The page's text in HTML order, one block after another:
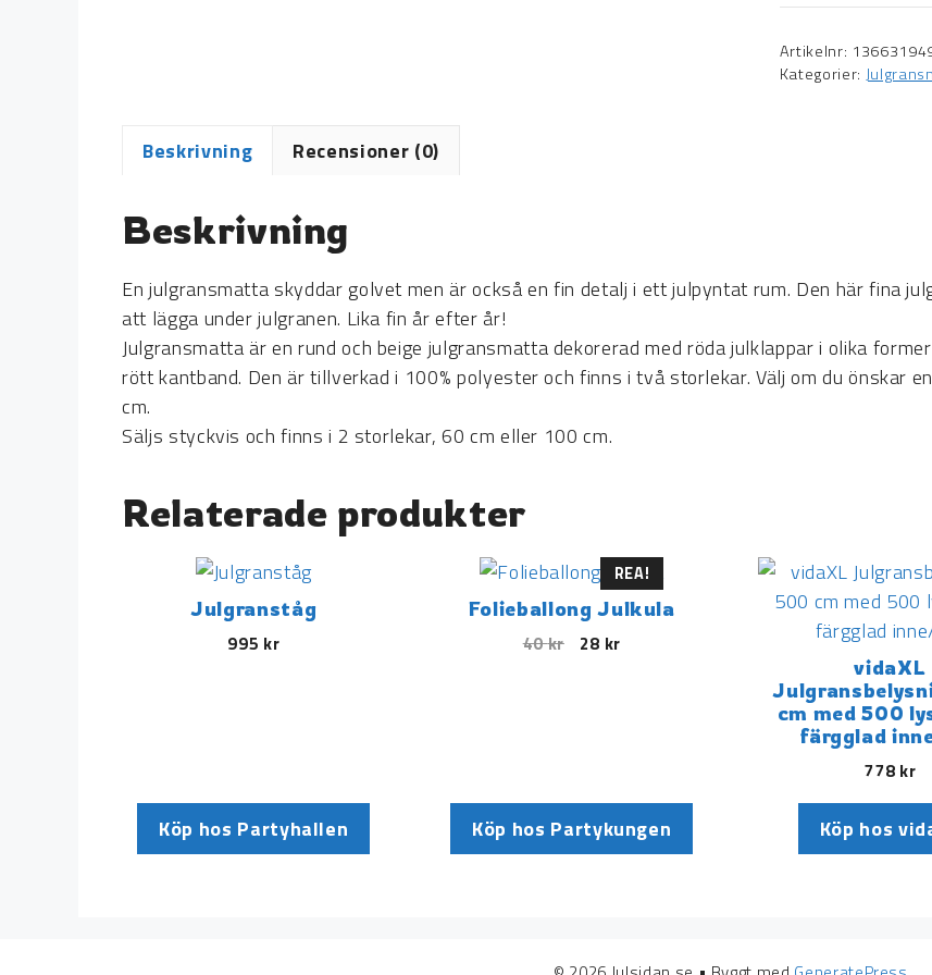
Artikelnr:
Kategorier:
Beskrivning Recensioner (0)
Beskrivning
En julgransmatta skyddar golvet men är också en fin detalj i ett julpyntat rum. Den här fina
att lägga under julgranen. Lika fin år efter år!
Julgransmatta är en rund och beige julgransmatta dekorerad med röda julklappar i olika
rött kantband. Den är tillverkad i 100% polyester och finns i två storlekar. Välj om du önskar
cm.
Säljs styckvis och finns i 2 storlekar, 60 cm eller 100 cm.
Relaterade produkter
Julgranståg
995 kr
Köp hos Partyhallen
REA!
Folieballong Julkula
40kr 28 kr
Köp hos Partykungen
vidaXL
cm med 500
färgglad
778 kr
Köp hos